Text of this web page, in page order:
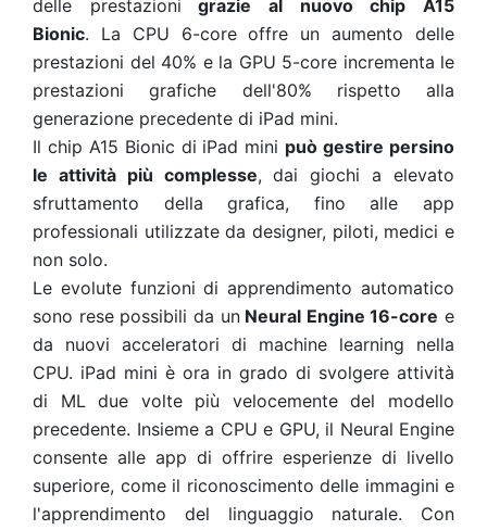
delle prestazioni grazie al nuovo chip A15
Bionic. La CPU 6-core offre un aumento delle
prestazioni del 40% e la GPU 5-core incrementa le
prestazioni grafiche dell'80% rispetto alla
generazione precedente di iPad mini.
Il chip A15 Bionic di iPad mini può gestire persino
le attività più complesse, dai giochi a elevato
sfruttamento della grafica, fino alle app
professionali utilizzate da designer, piloti, medici e
non solo.
Le evolute funzioni di apprendimento automatico
sono rese possibili da unNeural Engine 16-core e
da nuovi acceleratori di machine learning nella
CPU. iPad mini è ora in grado di svolgere attività
di ML due volte più velocemente del modello
precedente. Insieme a CPU e GPU, il Neural Engine
consente alle app di offrire esperienze di livello
superiore, come il riconoscimento delle immagini e
l'apprendimento del linguaggio naturale. Con